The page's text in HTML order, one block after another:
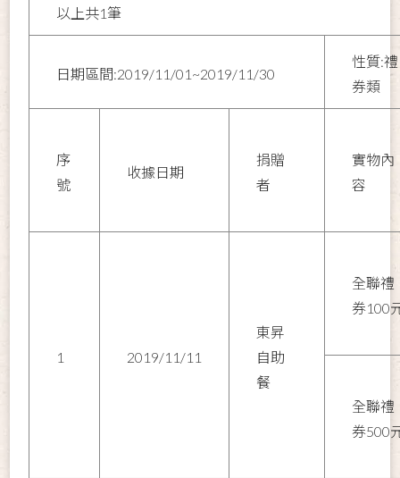
以上共1筆
日期區間:2019/11/01~2019/11/30
性質:禮
券類
序
號
收據日期
捐贈
者
實物內
容
1 2019/11/11
東昇
自助
餐
全聯禮
券100
全聯禮
券500